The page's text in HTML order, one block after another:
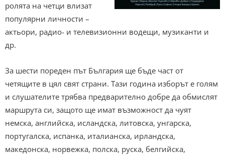
ролята на четци влизат
популярни личности –
актьори, радио- и телевизионни водещи, музиканти и
др.
За шести пореден път България ще бъде част от
четящите в цял свят страни. Тази година изборът е голям
и слушателите трябва предварително добре да обмислят
маршрута си, защото ще имат възможност да чуят
немска, английска, исландска, литовска, унгарска,
португалска, испанка, италианска, ирландска,
македонска, норвежка, полска, руска, белгийска,